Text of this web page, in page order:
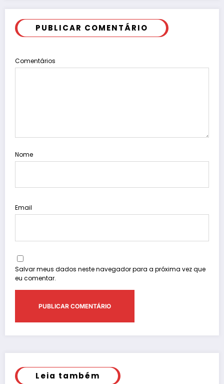
PUBLICAR COMENTÁRIO
Comentários
Nome
Email
Salvar meus dados neste navegador para a próxima vez que
eu comentar.
Leia também